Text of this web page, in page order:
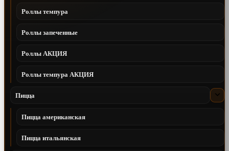
Роллы темпура
Роллы запеченные
Роллы АКЦИЯ
Роллы темпура АКЦИЯ
Пицца
Пицца американская
Пицца итальянская